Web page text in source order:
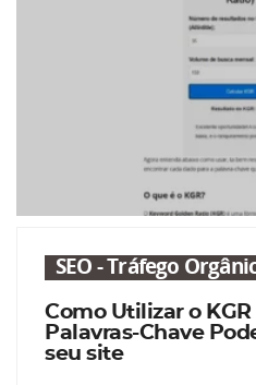
SEO - Tráfego
Como Utilizar o
Palavras-Chave
seu site